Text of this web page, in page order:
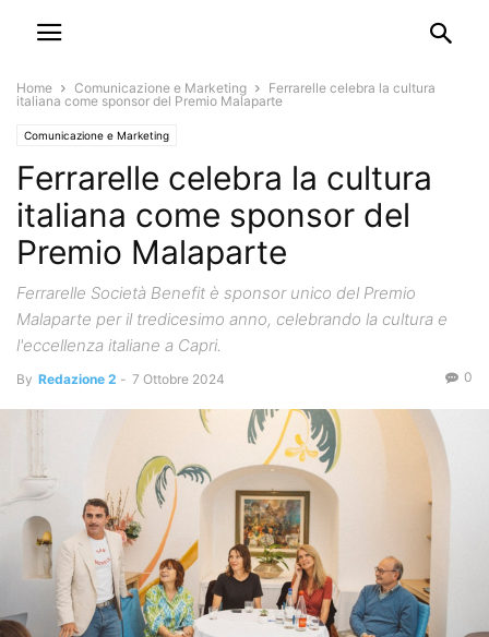
Home Comunicazione e Marketing
Ferrarelle celebra la cultura
italiana come sponsor del Premio Malaparte
Comunicazione e Marketing
Ferrarelle celebra la cultura
italiana come sponsor del
Premio Malaparte
Ferrarelle Società Benefit è sponsor unico del Premio
Malaparte per il tredicesimo anno, celebrando la cultura e
l'eccellenza italiane a Capri.
By Redazione 2 - 7 Ottobre 2024 0